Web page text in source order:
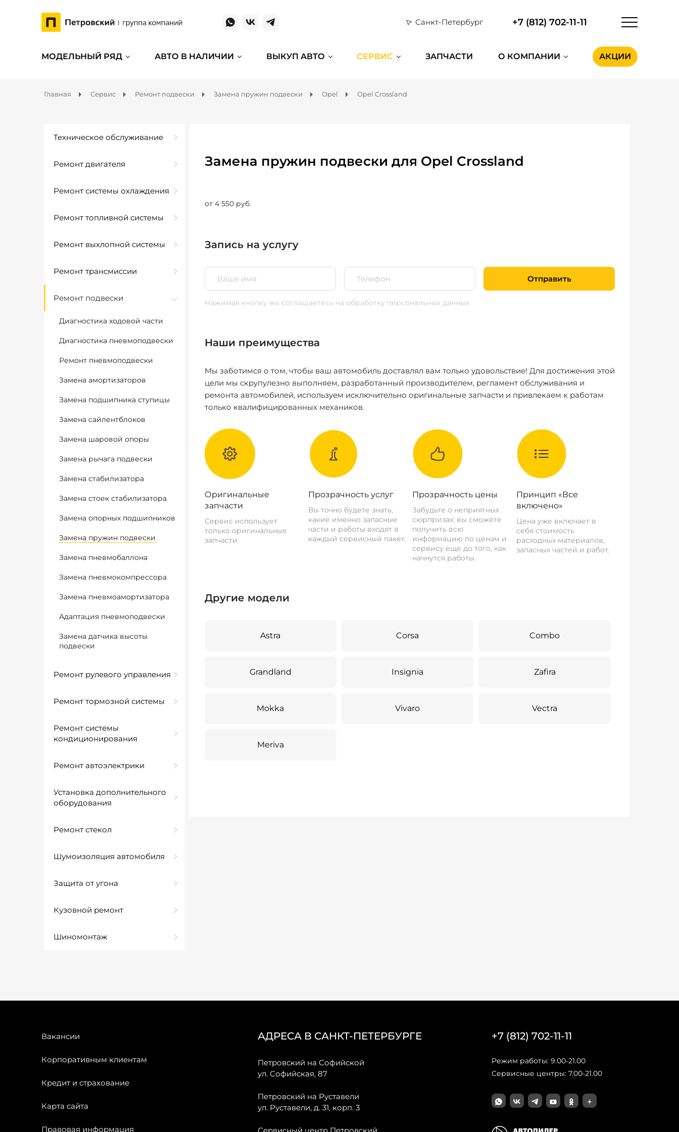
Санкт-Петербург +7 (812) 702-11-11
МОДЕЛЬНЫЙ РЯД АВТО В НАЛИЧИИ ВЫКУП АВТО СЕРВИС ЗАПЧАСТИ О КОМПАНИИ АКЦИИ
Главная Сервис Ремонт подвески Замена пружин подвески Opel Opel Crossland
Техническое обслуживание
Ремонт двигателя
Ремонт системы охлаждения
Ремонт топливной системы
Ремонт выхлопной системы
Ремонт трансмиссии
Ремонт подвески
Диагностика ходовой части
Диагностика пневмоподвески
Ремонт пневмоподвески
Замена амортизаторов
Замена подшипника ступицы
Замена сайлентблоков
Замена шаровой опоры
Замена рычага подвески
Замена стабилизатора
Замена стоек стабилизатора
Замена опорных подшипников
Замена пружин подвески
Замена пневмобаллона
Замена пневмокомпрессора
Замена пневмоамортизатора
Адаптация пневмоподвески
Замена датчика высоты
подвески
Ремонт рулевого управления
Ремонт тормозной системы
Ремонт системы
кондиционирования
Ремонт автоэлектрики
Установка дополнительного
оборудования
Ремонт стекол
Шумоизоляция автомобиля
Защита от угона
Кузовной ремонт
Шиномонтаж
Замена пружин подвески для Opel Crossland
от 4 550 руб.
Запись на услугу
Отправить
Нажимая кнопку вы соглашаетесь на обработку персональных данных
Наши преимущества
Мы заботимся о том, чтобы ваш автомобиль доставлял вам только удовольствие! Для достижения этой
цели мы скрупулезно выполняем, разработанный производителем, регламент обслуживания и
ремонта автомобилей, используем исключительно оригинальные запчасти и привлекаем к работам
только квалифицированных механиков.
Оригинальные
запчасти
Сервис использует
только оригинальные
запчасти
Прозрачность услуг
Вы точно будете знать,
какие именно запасные
части и работы входят в
каждый сервисный пакет.
Прозрачность цены
Забудьте о неприятных
сюрпризах: вы сможете
получить всю
информацию по ценам и
сервису еще до того, как
начнутся работы.
Принцип «Все
включено»
Цена уже включает в
себя стоимость
расходных материалов,
запасных частей и работ.
Другие модели
Astra Corsa Combo
Grandland Insignia Zafira
Mokka Vivaro Vectra
Meriva
Вакансии
Корпоративным клиентам
Кредит и страхование
Карта сайта
Правовая информация
АДРЕСА В САНКТ-ПЕТЕРБУРГЕ
Петровский на Софийской
ул. Софийская, 87
Петровский на Руставели
ул. Руставели, д. 31, корп. 3
+7 (812) 702-11-11
Режим работы: 9.00-21.00
Сервисные центры: 7.00-21.00